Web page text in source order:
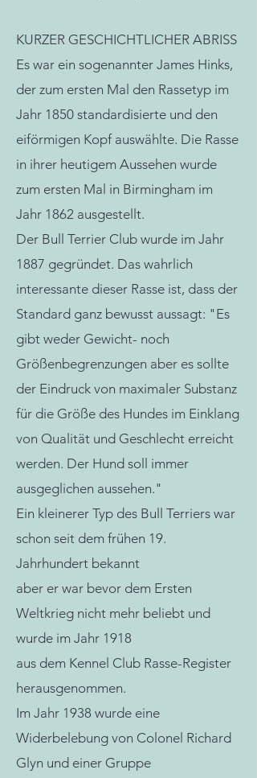
KURZER GESCHICHTLICHER ABRISS
Es war ein sogenannter James Hinks,
der zum ersten Mal den Rassetyp im
Jahr 1850 standardisierte und den
eiförmigen Kopf auswählte. Die Rasse
in ihrer heutigem Aussehen wurde
zum ersten Mal in Birmingham im
Jahr 1862 ausgestellt.
Der Bull Terrier Club wurde im Jahr
1887 gegründet. Das wahrlich
interessante dieser Rasse ist, dass der
Standard ganz bewusst aussagt: "Es
gibt weder Gewicht- noch
Größenbegrenzungen aber es sollte
der Eindruck von maximaler Substanz
für die Größe des Hundes im Einklang
von Qualität und Geschlecht erreicht
werden. Der Hund soll immer
ausgeglichen aussehen."
Ein kleinerer Typ des Bull Terriers war
schon seit dem frühen 19.
Jahrhundert bekannt
aber er war bevor dem Ersten
Weltkrieg nicht mehr beliebt und
wurde im Jahr 1918
aus dem Kennel Club Rasse-Register
herausgenommen.
Im Jahr 1938 wurde eine
Widerbelebung von Colonel Richard
Glyn und einer Gruppe